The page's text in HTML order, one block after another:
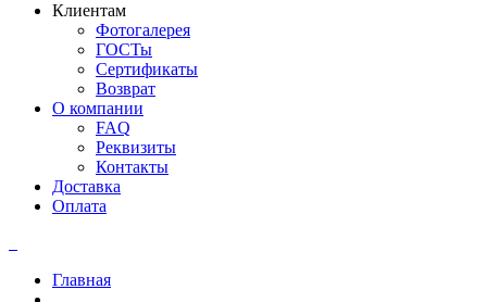
Клиентам
Фотогалерея
ГОСТы
Сертификаты
Возврат
О компании
FAQ
Реквизиты
Контакты
Доставка
Оплата
Главная